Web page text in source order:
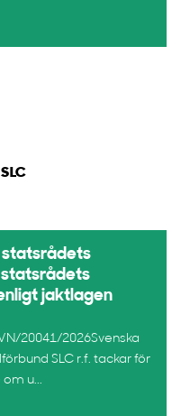
statsrådets
jaktlagen
20041/2026Svenska
SLC r.f. tackar för
u...